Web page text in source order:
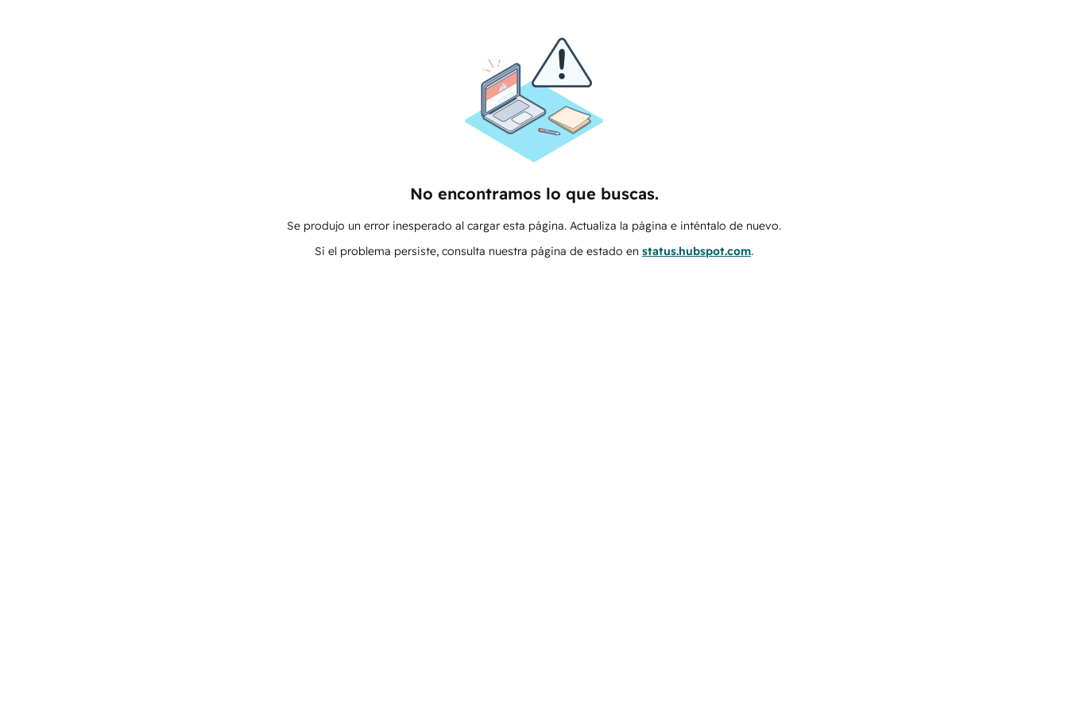
No encontramos lo que buscas.
Se produjo un error inesperado al cargar esta página. Actualiza la página e inténtalo de nuevo.
Si el problema persiste, consulta nuestra página de estado en status.hubspot.com.